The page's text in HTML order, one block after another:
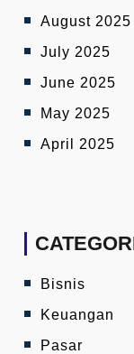
August 2025
July 2025
June 2025
May 2025
April 2025
Bisnis
Keuangan
Pasar